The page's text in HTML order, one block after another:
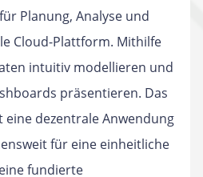
Planung, Analyse und
Cloud-Plattform. Mithilfe
intuitiv modellieren und
präsentieren. Das
dezentrale Anwendung
für eine einheitliche
fundierte